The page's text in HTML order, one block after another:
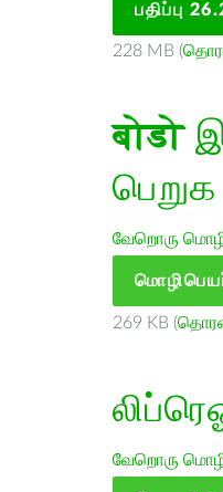
பதிப்பு
228 MB (
बोडो
பெறுக
வேறொரு
269 KB (
வேறொரு